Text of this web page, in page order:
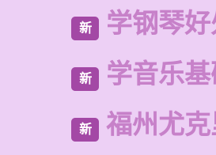
新 学钢琴
新 学音乐
新 福州尤